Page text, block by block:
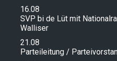
16.08
SVP bi de Lüt mit
Walliser
21.08
Parteileitung /